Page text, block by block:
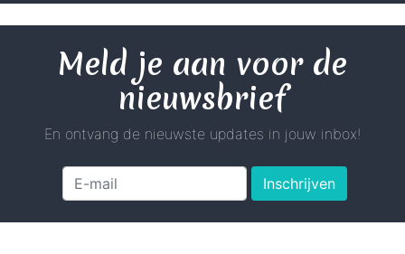
Meld je aan voor de
nieuwsbrief
En ontvang de nieuwste updates in jouw inbox!
Inschrijven